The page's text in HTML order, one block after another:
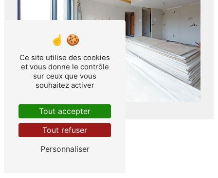
Ce site utilise des cookies
et vous donne le contrôle
sur ceux que vous
souhaitez activer
Tout accepter
Tout refuser
Personnaliser